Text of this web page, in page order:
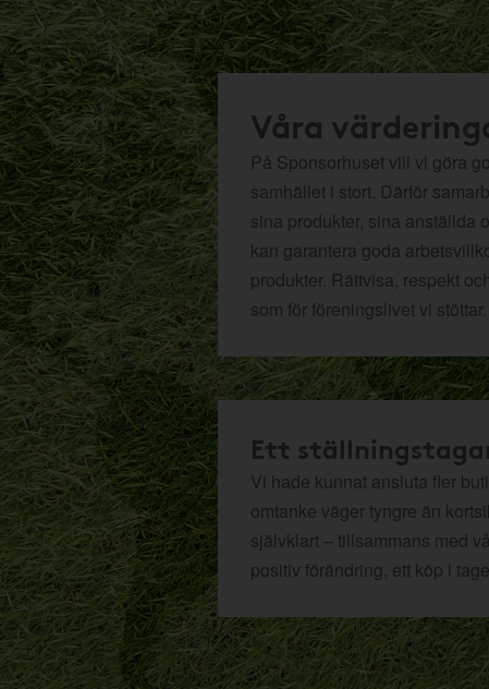
Våra
På Sponsorhuset vill vi göra
samhället i stort. Därför
sina produkter, sina anställda
kan garantera goda
produkter. Rättvisa, respekt
som för föreningslivet vi stöttar.
Ett
Vi hade kunnat ansluta fler
omtanke väger tyngre än
självklart – tillsammans med
positiv förändring, ett köp i